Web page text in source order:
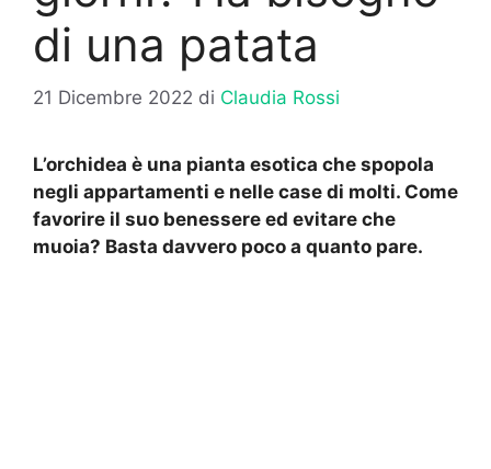
di una patata
21 Dicembre 2022 di Claudia Rossi
L’orchidea è una pianta esotica che spopola
negli appartamenti e nelle case di molti. Come
favorire il suo benessere ed evitare che
muoia? Basta davvero poco a quanto pare.